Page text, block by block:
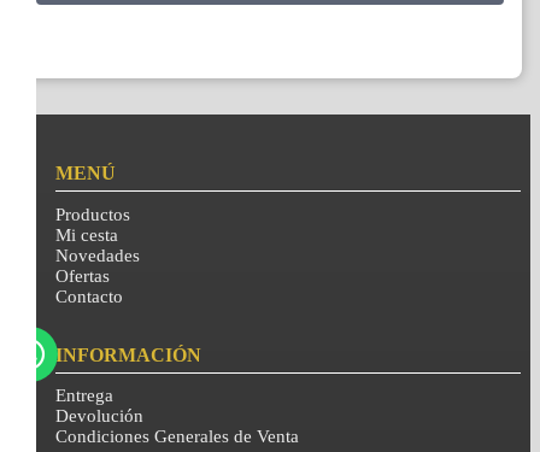
MENÚ
Productos
Mi cesta
Novedades
Ofertas
Contacto
INFORMACIÓN
Entrega
Devolución
Condiciones Generales de Venta